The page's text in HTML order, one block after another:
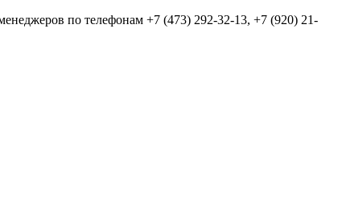
по телефонам +7 (473) 292-32-13, +7 (920) 21-